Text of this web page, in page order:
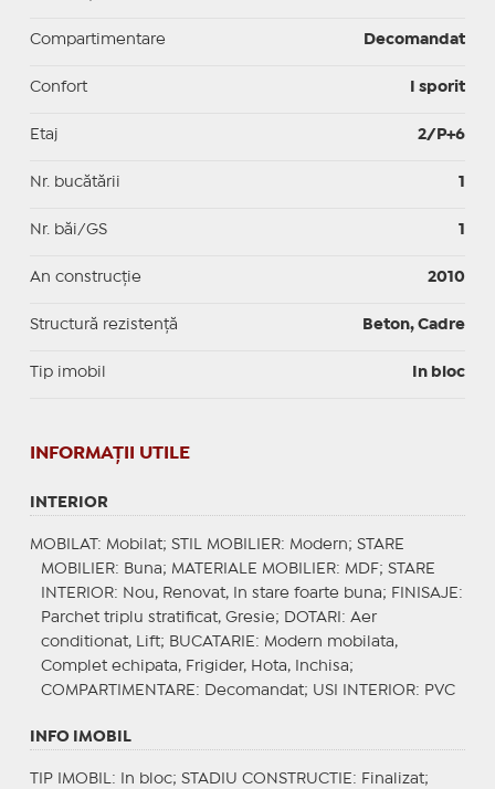
Compartimentare Decomandat
Confort I sporit
Etaj 2/P+6
Nr. bucătării 1
Nr. băi/GS 1
An construcție 2010
Structură rezistență Beton, Cadre
Tip imobil In bloc
INFORMAŢII UTILE
INTERIOR
MOBILAT : Mobilat; STIL MOBILIER: Modern; STARE
MOBILIER: Buna; MATERIALE MOBILIER: MDF; STARE
INTERIOR: Nou, Renovat, In stare foarte buna; FINISAJE :
Parchet triplu stratificat, Gresie;
DOTARI : Aer
conditionat, Lift; BUCATARIE : Modern mobilata,
Complet echipata, Frigider, Hota, Inchisa;
COMPARTIMENTARE : Decomandat; USI INTERIOR: PVC
INFO IMOBIL
TIP IMOBIL : In bloc; STADIU CONSTRUCTIE : Finalizat;